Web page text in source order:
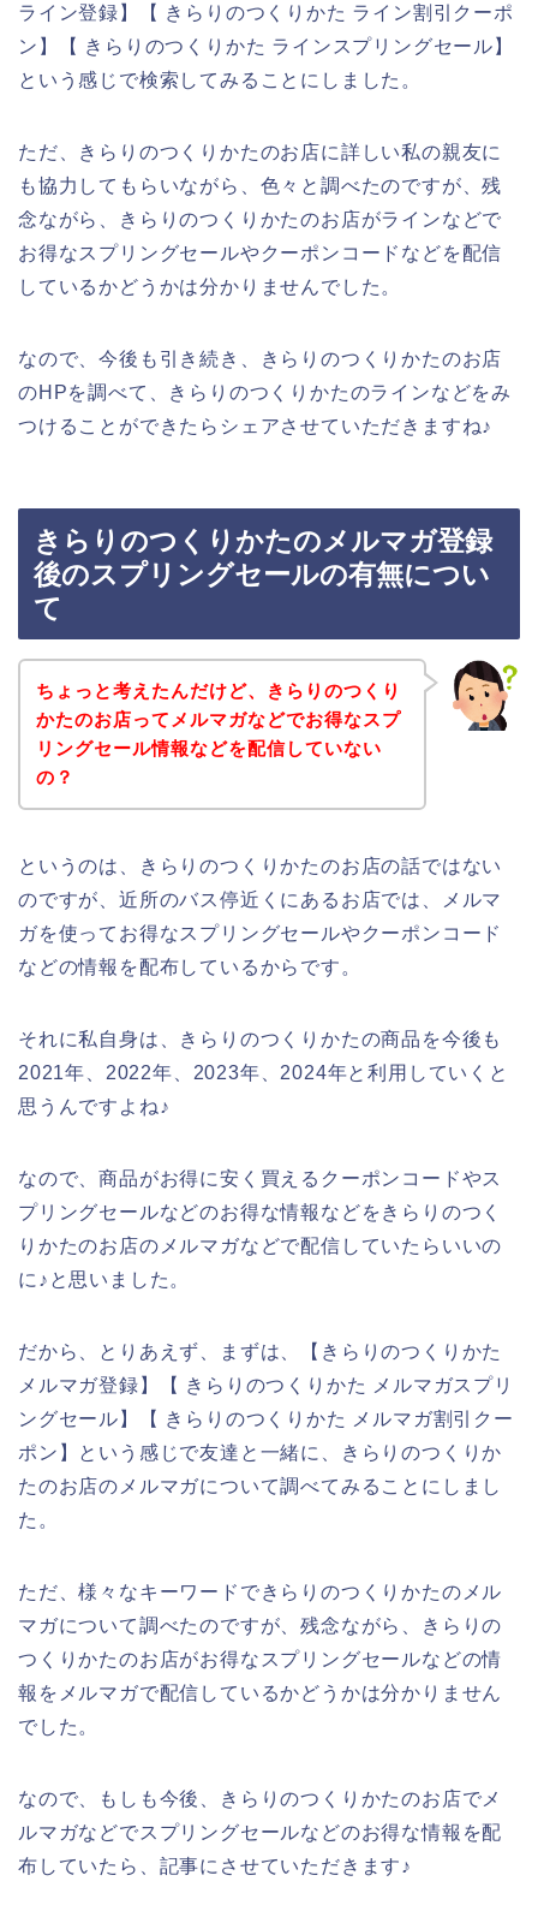
ライン登録】【 きらりのつくりかた ライン割引クーポ
ン】【 きらりのつくりかた ラインスプリングセール】
という感じで検索してみることにしました。
ただ、きらりのつくりかたのお店に詳しい私の親友に
も協力してもらいながら、色々と調べたのですが、残
念ながら、きらりのつくりかたのお店がラインなどで
お得なスプリングセールやクーポンコードなどを配信
しているかどうかは分かりませんでした。
なので、今後も引き続き、きらりのつくりかたのお店
のHPを調べて、きらりのつくりかたのラインなどをみ
つけることができたらシェアさせていただきますね♪
きらりのつくりかたのメルマガ登録
後のスプリングセールの有無につい
て
ちょっと考えたんだけど、きらりのつくり
かたのお店ってメルマガなどでお得なスプ
リングセール情報などを配信していない
の？
というのは、きらりのつくりかたのお店の話ではない
のですが、近所のバス停近くにあるお店では、メルマ
ガを使ってお得なスプリングセールやクーポンコード
などの情報を配布しているからです。
それに私自身は、きらりのつくりかたの商品を今後も
2021年、2022年、2023年、2024年と利用していくと
思うんですよね♪
なので、商品がお得に安く買えるクーポンコードやス
プリングセールなどのお得な情報などをきらりのつく
りかたのお店のメルマガなどで配信していたらいいの
に♪と思いました。
だから、とりあえず、まずは、【きらりのつくりかた
メルマガ登録】【 きらりのつくりかた メルマガスプリ
ングセール】【 きらりのつくりかた メルマガ割引クー
ポン】という感じで友達と一緒に、きらりのつくりか
たのお店のメルマガについて調べてみることにしまし
た。
ただ、様々なキーワードできらりのつくりかたのメル
マガについて調べたのですが、残念ながら、きらりの
つくりかたのお店がお得なスプリングセールなどの情
報をメルマガで配信しているかどうかは分かりません
でした。
なので、もしも今後、きらりのつくりかたのお店でメ
ルマガなどでスプリングセールなどのお得な情報を配
布していたら、記事にさせていただきます♪